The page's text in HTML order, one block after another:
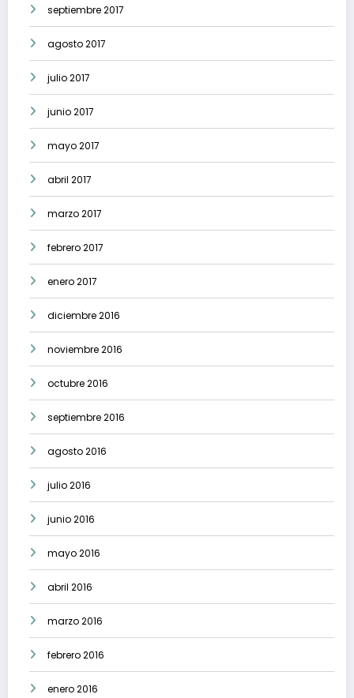
septiembre 2017
agosto 2017
julio 2017
junio 2017
mayo 2017
abril 2017
marzo 2017
febrero 2017
enero 2017
diciembre 2016
noviembre 2016
octubre 2016
septiembre 2016
agosto 2016
julio 2016
junio 2016
mayo 2016
abril 2016
marzo 2016
febrero 2016
enero 2016